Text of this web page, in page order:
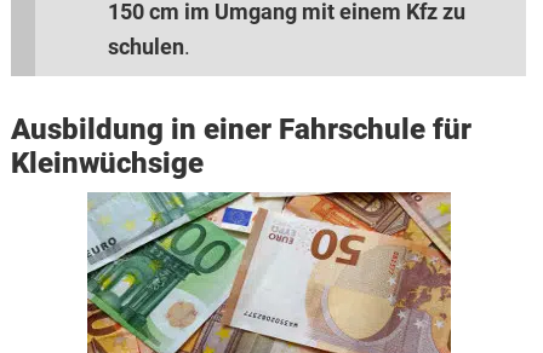
150 cm im Umgang mit einem Kfz zu
schulen.
Ausbildung in einer Fahrschule für
Kleinwüchsige